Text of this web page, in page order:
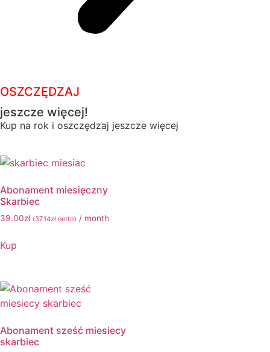
OSZCZĘDZAJ
jeszcze więcej!
Kup na rok i oszczędzaj jeszcze więcej
Abonament miesięczny
Skarbiec
39.00zł (37.14zł netto) / month
Kup
Abonament sześć miesiecy
skarbiec